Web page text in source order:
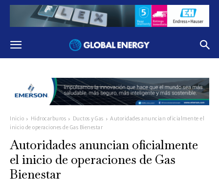
Inicio Hidrocarburos Ductos y Gas
Autoridades anuncian oficialmente el
inicio de operaciones de Gas Bienestar
Autoridades anuncian oficialmente
el inicio de operaciones de Gas
Bienestar